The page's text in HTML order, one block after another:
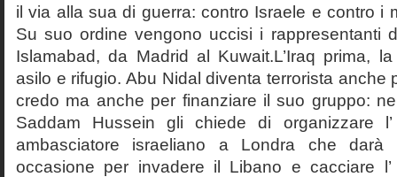
il via alla sua di guerra: contro Israele e contro i
Su suo ordine vengono uccisi i rappresentanti
Islamabad, da Madrid al Kuwait.L’Iraq prima,
asilo e rifugio. Abu Nidal diventa terrorista anche
credo ma anche per finanziare il suo gruppo:
Saddam Hussein gli chiede di organizzare
ambasciatore israeliano a Londra che darà
occasione per invadere il Libano e cacciare